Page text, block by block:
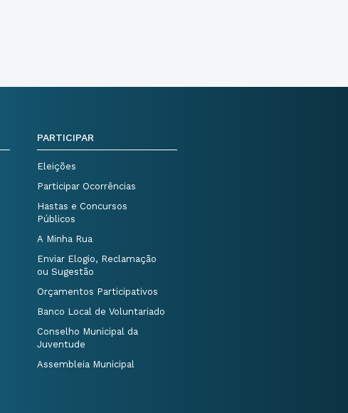
PARTICIPAR
Eleições
Participar Ocorrências
Hastas e Concursos
Públicos
A Minha Rua
Enviar Elogio, Reclamação
ou Sugestão
Orçamentos Participativos
Banco Local de Voluntariado
Conselho Municipal da
Juventude
Assembleia Municipal